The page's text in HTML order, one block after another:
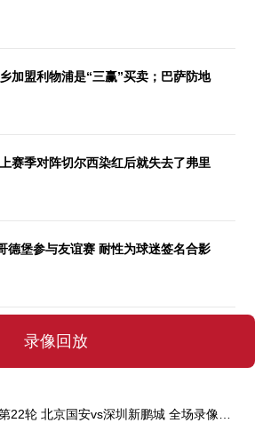
加盟利物浦是“三赢”买卖；巴萨防地
赛季对阵切尔西染红后就失去了弗里
德堡参与友谊赛 耐性为球迷签名合影
录像回放